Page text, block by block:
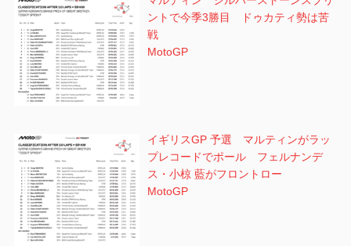
ントで今季3勝目 ドゥカティ勢は苦
戦
MotoGP
イギリスGP 予選 マルティンがラッ
プレコードでポール フェルナンデ
ス・小椋 藍がフロントロー
MotoGP